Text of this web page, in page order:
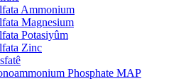
Ammonium
Magnesium
Potasiyûm
Zinc
Phosphate MAP